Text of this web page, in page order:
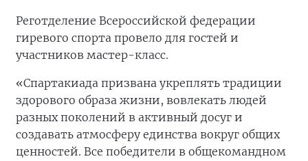
Реготделение Всероссийской федерации
гиревого спорта провело для гостей и
участников мастер-класс.
«Спартакиада призвана укреплять традиции
здорового образа жизни, вовлекать людей
разных поколений в активный досуг и
создавать атмосферу единства вокруг общих
ценностей. Все победители в общекомандном